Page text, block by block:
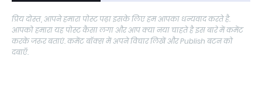
प्रिय दोस्त, आपने हमारा पोस्ट पढ़ा इसके लिए हम आपका धन्यवाद करते है.
आपको हमारा यह पोस्ट कैसा लगा और आप क्या नया चाहते है इस बारे में कमेंट
करके जरुर बताएं. कमेंट बॉक्स में अपने विचार लिखें और Publish बटन को
दबाएँ.